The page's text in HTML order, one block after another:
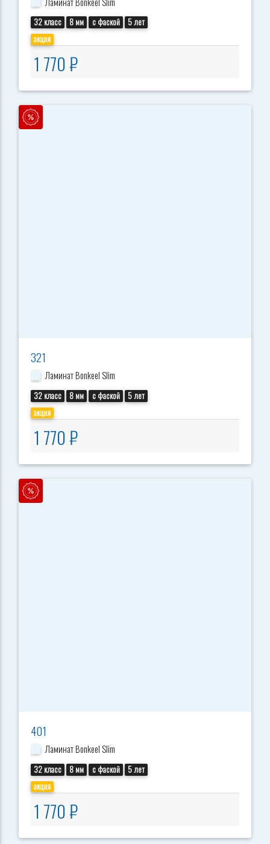
32 класс 8 мм с фаской
5 лет
акция
1 770 ₽
321
Ламинат Bonkeel Slim
32 класс 8 мм с фаской
5 лет
акция
1 770 ₽
401
Ламинат Bonkeel Slim
32 класс 8 мм с фаской
5 лет
акция
1 770 ₽